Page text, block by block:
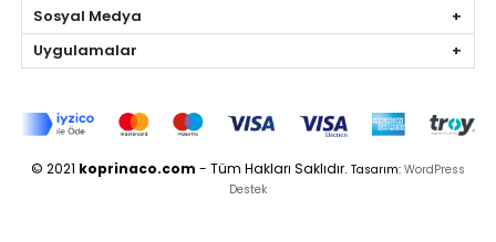
Sosyal Medya
Uygulamalar
© 2021 koprinaco.com - Tüm Hakları Saklıdır. Tasarım: WordPress
Destek